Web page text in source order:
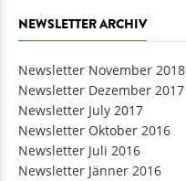
NEWSLETTER ARCHIV
Newsletter November 2018
Newsletter Dezember 2017
Newsletter July 2017
Newsletter Oktober 2016
Newsletter Juli 2016
Newsletter Jänner 2016